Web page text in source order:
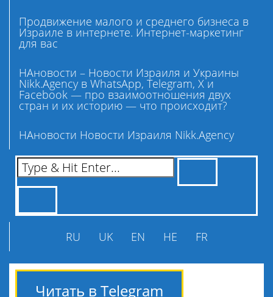
Продвижение малого и среднего бизнеса в
Израиле в интернете. Интернет-маркетинг
для вас
НАновости – Новости Израиля и Украины
Nikk.Agency в WhatsApp, Telegram, X и
Facebook — про взаимоотношения двух
стран и их историю — что происходит?
НАновости Новости Израиля Nikk.Agency
RU UK EN HE FR
Читать в Telegram